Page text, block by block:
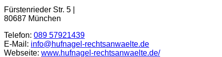
Fürstenrieder Str. 5
80687 München
Telefon: 089 57921439
E-Mail: info@hufnagel-rechtsanwaelte.de
Webseite: www.hufnagel-rechtsanwaelte.de/